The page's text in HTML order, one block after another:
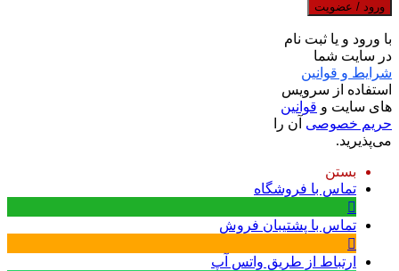
ورود / عضویت
با ورود و یا ثبت نام
در سایت شما
شرایط و قوانین
استفاده از سرویس
های سایت و قوانین
حریم خصوصی آن را
می‌پذیرید.
بستن
تماس با فروشگاه
تماس با پشتیبان فروش
ارتباط از طریق واتس آپ